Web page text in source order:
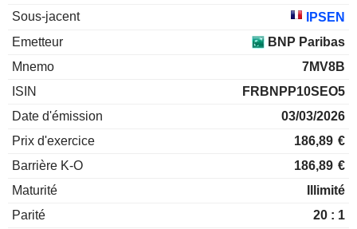
Sous-jacent
IPSEN
Emetteur
BNP Paribas
Mnemo
7MV8B
ISIN
FRBNPP10SEO5
Date d'émission
03/03/2026
Prix d'exercice
186,89 €
Barrière K-O
186,89 €
Maturité
Illimité
Parité
20 : 1